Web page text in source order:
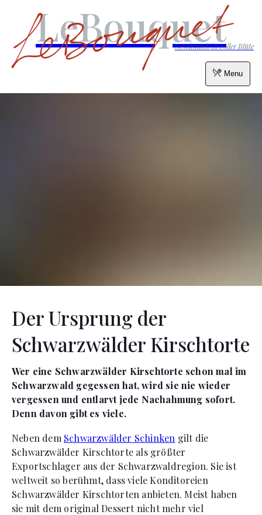
Menu
LeBouquet
Geschmack in voller Blüte
Der Ursprung der
Schwarzwälder Kirschtorte
Wer eine Schwarzwälder Kirschtorte schon mal im
Schwarzwald gegessen hat, wird sie nie wieder
vergessen und entlarvt jede Nachahmung sofort.
Denn davon gibt es viele.
Neben dem Schwarzwälder Schinken gilt die
Schwarzwälder Kirschtorte als größter
Exportschlager aus der Schwarzwaldregion. Sie ist
weltweit so berühmt, dass viele Konditoreien
Schwarzwälder Kirschtorten anbieten. Meist haben
sie mit dem original Dessert nicht mehr viel